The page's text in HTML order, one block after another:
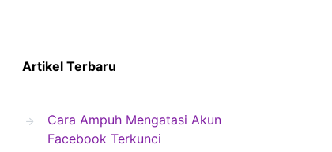
Artikel Terbaru
Cara Ampuh Mengatasi Akun
Facebook Terkunci